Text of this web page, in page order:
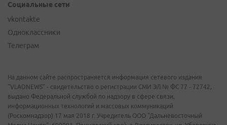
Социальные сети
vkontakte
Одноклассники
Телеграм
На данном сайте распространяется информация сетевого издания
"VLADNEWS" - свидетельство о регистрации СМИ ЭЛ № ФС 77 - 72742,
выдано Федеральной службой по надзору в сфере связи,
информационных технологий и массовых коммуникаций
(Роскомнадзор) 17 мая 2018 г. Учредитель ООО "Дальневосточный